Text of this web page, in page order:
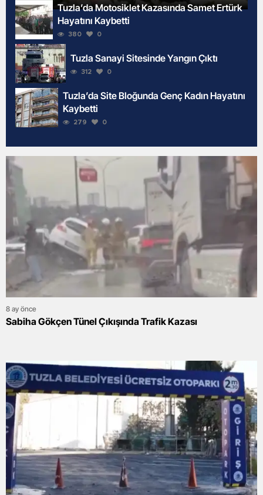
Tuzla’da Motosiklet Kazasında Samet Ertürk
Hayatını Kaybetti
380 0
Tuzla Sanayi Sitesinde Yangın Çıktı
312 0
Tuzla’da Site Bloğunda Genç Kadın Hayatını
Kaybetti
279 0
8 ay önce
Sabiha Gökçen Tünel Çıkışında Trafik Kazası